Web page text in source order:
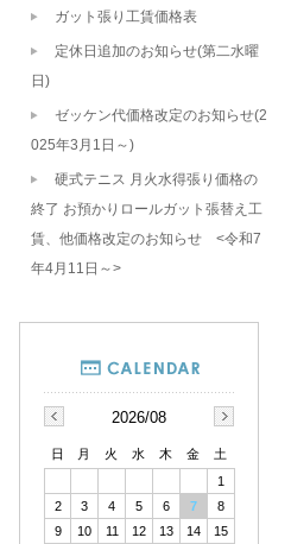
ガット張り工賃価格表
定休日追加のお知らせ(第二水曜
日)
ゼッケン代価格改定のお知らせ(2
025年3月1日～)
硬式テニス 月火水得張り価格の
終了 お預かりロールガット張替え工
賃、他価格改定のお知らせ <令和7
年4月11日～>
2026/08
日 月 火 水 木 金
土
1
2
3 4 5 6 7
8
9
10 11 12 13 14
15